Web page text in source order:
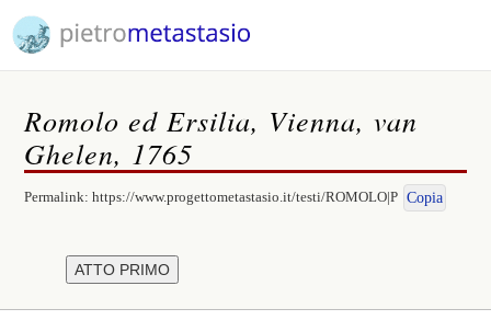
Romolo ed Ersilia, Vienna, van
Ghelen, 1765
Permalink:https://www.progettometastasio.it/testi/ROMOLO|P Copia